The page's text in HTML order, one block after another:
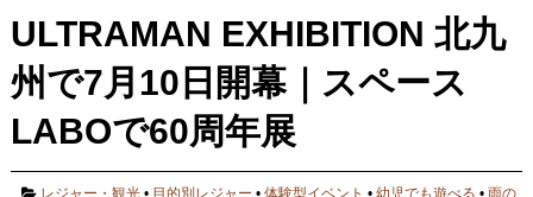
ULTRAMAN EXHIBITION 北九
州で7月10日開幕｜スペース
LABOで60周年展
レジャー・観光 • 目的別レジャー •体験型イベント •幼児でも遊べる •雨の